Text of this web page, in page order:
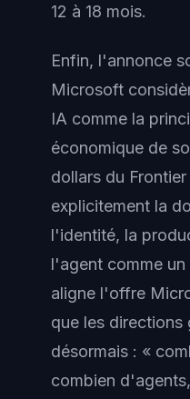
12 à 18 mois.
Enfin, l'annonce
Microsoft
IA comme la
économique de
dollars du
explicitement la
l'identité, la
l'agent comme un
aligne l'offre
que les directions
désormais : «
combien